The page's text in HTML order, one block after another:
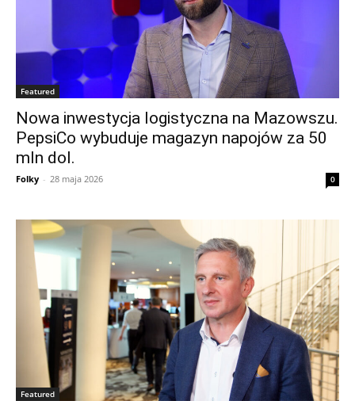
Featured
Nowa inwestycja logistyczna na Mazowszu.
PepsiCo wybuduje magazyn napojów za 50
mln dol.
Folky - 28 maja 2026 0
Featured